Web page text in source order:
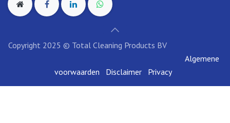
Copyright 2025 © Total Cleaning Products BV
Algemene
voorwaarden
Disclai​mer Privacy